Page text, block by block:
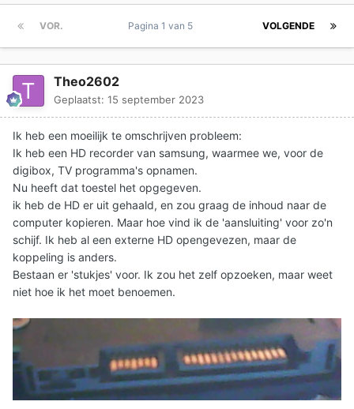
VOR. VOLGENDE
Pagina 1 van 5
Theo2602
Geplaatst: 15 september 2023
Ik heb een moeilijk te omschrijven probleem:
Ik heb een HD recorder van samsung, waarmee we, voor de
digibox, TV programma's opnamen.
Nu heeft dat toestel het opgegeven.
ik heb de HD er uit gehaald, en zou graag de inhoud naar de
computer kopieren. Maar hoe vind ik de 'aansluiting' voor zo'n
schijf. Ik heb al een externe HD opengevezen, maar de
koppeling is anders.
Bestaan er 'stukjes' voor. Ik zou het zelf opzoeken, maar weet
niet hoe ik het moet benoemen.